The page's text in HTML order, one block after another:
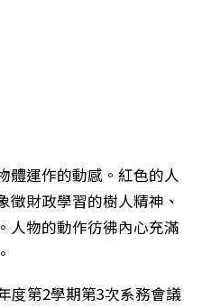
體運作的動感。紅色的人
徵財政學習的樹人精神、
人物的動作彷彿內心充滿
度第2學期第3次系務會議